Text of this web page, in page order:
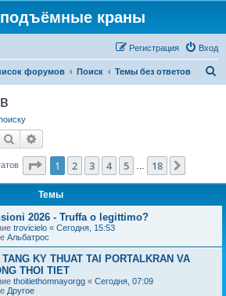
краны
Вход
Регистрация
форумов Поиск Темы без ответов
Поиск
Страница из 18
1 2 3 4 5 18
Темы
2026 - Truffa o legittimo?
trovicielo « Сегодня, 15:53
Альбатрос
KY THUAT TAI PORTALKRAN VA
THOI TIET
thoitiethomnayorgg « Сегодня, 07:09
Другое